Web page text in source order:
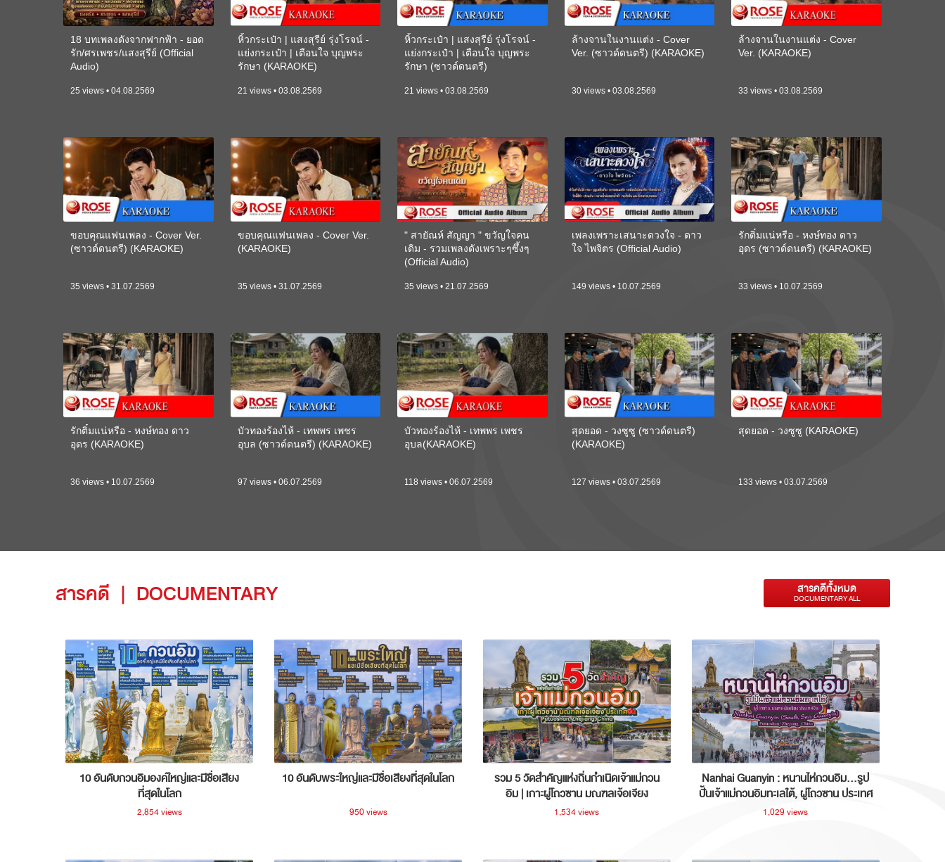
18 บทเพลงดังจากฟากฟ้า - ยอด
รัก/ศรเพชร/แสงสุรีย์ (Official
Audio)
25 views • 04.08.2569
หิ้วกระเป๋า | แสงสุรีย์ รุ่งโรจน์ -
แย่งกระเป๋า | เตือนใจ บุญพระ
รักษา (KARAOKE)
21 views • 03.08.2569
หิ้วกระเป๋า | แสงสุรีย์ รุ่งโรจน์ -
แย่งกระเป๋า | เตือนใจ บุญพระ
รักษา (ซาวด์ดนตรี)
21 views • 03.08.2569
ล้างจานในงานแต่ง - Cover
Ver. (ซาวด์ดนตรี) (KARAOKE)
30 views • 03.08.2569
ล้างจานในงานแต่ง - Cover
Ver. (KARAOKE)
33 views • 03.08.2569
ขอบคุณแฟนเพลง - Cover Ver.
(ซาวด์ดนตรี) (KARAOKE)
35 views • 31.07.2569
ขอบคุณแฟนเพลง - Cover Ver.
(KARAOKE)
35 views • 31.07.2569
" สายัณห์ สัญญา " ขวัญใจคน
เดิม - รวมเพลงดังเพราะๆซึ้งๆ
(Official Audio)
35 views • 21.07.2569
เพลงเพราะเสนาะดวงใจ - ดาว
ใจ ไพจิตร (Official Audio)
149 views • 10.07.2569
รักติ๋มแน่หรือ - หงษ์ทอง ดาว
อุดร (ซาวด์ดนตรี) (KARAOKE)
33 views • 10.07.2569
รักติ๋มแน่หรือ - หงษ์ทอง ดาว
อุดร (KARAOKE)
36 views • 10.07.2569
บัวทองร้องไห้ - เทพพร เพชร
อุบล (ซาวด์ดนตรี) (KARAOKE)
97 views • 06.07.2569
บัวทองร้องไห้ - เทพพร เพชร
อุบล(KARAOKE)
118 views • 06.07.2569
สุดยอด - วงซูซู (ซาวด์ดนตรี)
(KARAOKE)
127 views • 03.07.2569
สุดยอด - วงซูซู (KARAOKE)
133 views • 03.07.2569
สารคดี | DOCUMENTARY สารคดีทั้งหมด
DOCUMENTARY ALL
10 อันดับกวนอิมองค์ใหญ่และมีชื่อเสียง
ที่สุดในโลก
2,854 views
10 อันดับพระใหญ่และมีชื่อเสียงที่สุดในโลก
950 views
รวม 5 วัดสำคัญแห่งถิ่นกำเนิดเจ้าแม่กวน
อิม | เกาะผู่โถวซาน มณฑลเจ้อเจียง
ประเทศจีน
1,534 views
Nanhai Guanyin : หนานไห่กวนอิม...รูป
ปั้นเจ้าแม่กวนอิมทะเลใต้, ผู่โถวซาน ประเทศ
จีน
1,029 views